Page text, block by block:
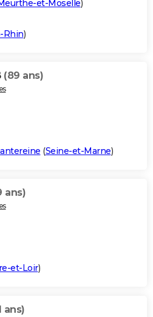
et-Moselle)
Rhin)
(89 ans)
(Seine-et-Marne)
ans)
et-Loir)
ans)